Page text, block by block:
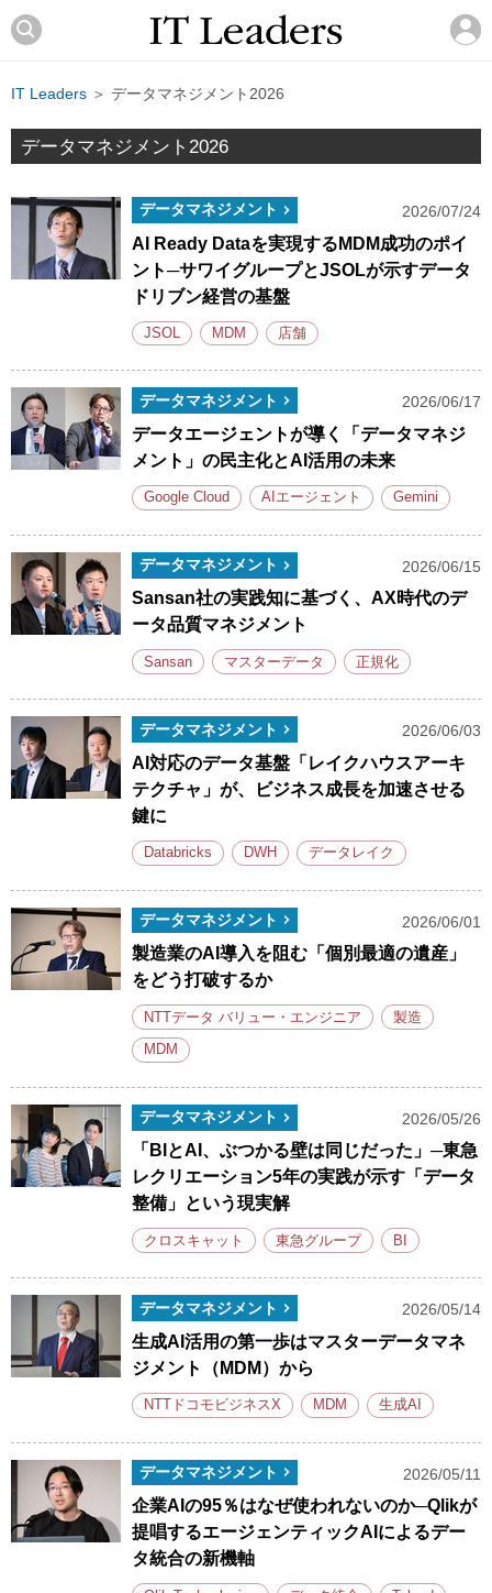
IT Leaders ＞ データマネジメント2026
データマネジメント2026
データマネジメント 2026/07/24
AI Ready Dataを実現するMDM成功のポイ
ント─サワイグループとJSOLが示すデータ
ドリブン経営の基盤
JSOL MDM 店舗
データマネジメント 2026/06/17
データエージェントが導く「データマネジ
メント」の民主化とAI活用の未来
Google Cloud AIエージェント Gemini
データマネジメント 2026/06/15
Sansan社の実践知に基づく、AX時代のデ
ータ品質マネジメント
Sansan マスターデータ 正規化
データマネジメント 2026/06/03
AI対応のデータ基盤「レイクハウスアーキ
テクチャ」が、ビジネス成長を加速させる
鍵に
Databricks DWH データレイク
データマネジメント 2026/06/01
製造業のAI導入を阻む「個別最適の遺産」
をどう打破するか
NTTデータ バリュー・エンジニア 製造
MDM
データマネジメント 2026/05/26
「BIとAI、ぶつかる壁は同じだった」─東急
レクリエーション5年の実践が示す「データ
整備」という現実解
クロスキャット 東急グループ BI
データマネジメント 2026/05/14
生成AI活用の第一歩はマスターデータマネ
ジメント（MDM）から
NTTドコモビジネスX MDM 生成AI
データマネジメント 2026/05/11
企業AIの95％はなぜ使われないのか─Qlikが
提唱するエージェンティックAIによるデー
タ統合の新機軸